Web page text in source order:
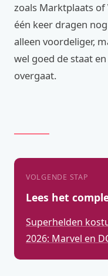
zoals Marktplaats of
één keer dragen
alleen voordeliger,
wel goed de staat
overgaat.
VOLGENDE STAP
Lees het
Superhelden
2026: Marvel en